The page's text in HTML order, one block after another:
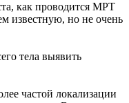
как проводится МРТ
известную, но не очень
тела выявить
частой локализации